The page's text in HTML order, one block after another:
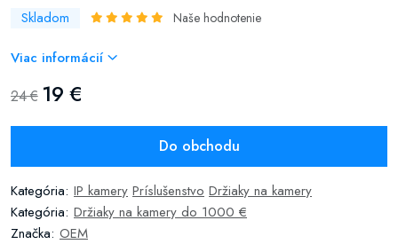
Skladom Naše hodnotenie
Viac informácií
24 € 19 €
Do obchodu
Kategória: IP kamery Príslušenstvo Držiaky na kamery
Kategória: Držiaky na kamery do 1000 €
Značka: OEM